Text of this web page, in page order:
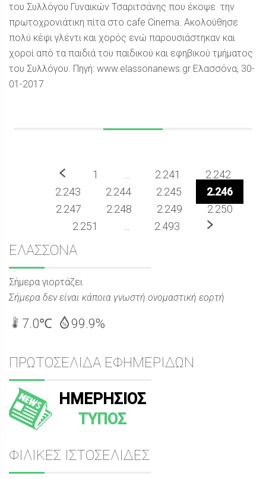
του Συλλόγου Γυναικών Τσαριτσάνης που έκοψε την
πρωτοχρονιάτικη πίτα στο cafe Cinema. Ακολούθησε
πολύ κέφι γλέντι και χορός ενώ παρουσιάστηκαν και
χοροί από τα παιδιά του παιδικού και εφηβικού τμήματος
του Συλλόγου. Πηγή: www.elassonanews.gr Ελασσόνα, 30-
01-2017
Προηγούμενο
1 2.241
2.242
2.243
2.244 2.245
2.246
2.247
2.248 2.249
2.250
2.251
2.493 Επόμενο
Sidebar
ΕΛΑΣΣΟΝΑ
Σήμερα γιορτάζει
Σήμερα δεν είναι κάποια γνωστή ονομαστική εορτή
7.0℃ 99.9%
ΠΡΩΤΟΣΕΛΙΔΑ ΕΦΗΜΕΡΙΔΩΝ
ΗΜΕΡΗΣΙΟΣ
ΤΥΠΟΣ
ΦΙΛΙΚΕΣ ΙΣΤΟΣΕΛΙΔΕΣ